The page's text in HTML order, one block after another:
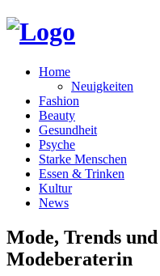
Home
Neuigkeiten
Fashion
Beauty
Gesundheit
Psyche
Starke Menschen
Essen & Trinken
Kultur
News
Mode, Trends
Modeberaterin